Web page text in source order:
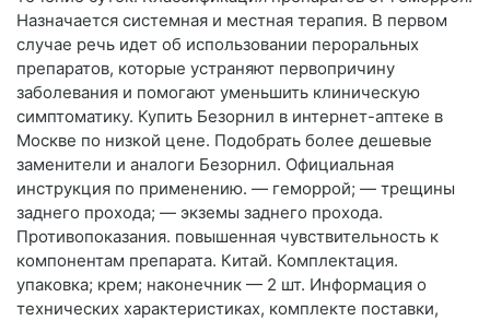
Назначается системная и местная терапия. В первом
случае речь идет об использовании пероральных
препаратов, которые устраняют первопричину
заболевания и помогают уменьшить клиническую
симптоматику. Купить Безорнил в интернет-аптеке в
Москве по низкой цене. Подобрать более дешевые
заменители и аналоги Безорнил. Официальная
инструкция по применению. — геморрой; — трещины
заднего прохода; — экземы заднего прохода.
Противопоказания. повышенная чувствительность к
компонентам препарата. Китай. Комплектация.
упаковка; крем; наконечник — 2 шт. Информация о
технических характеристиках, комплекте поставки,